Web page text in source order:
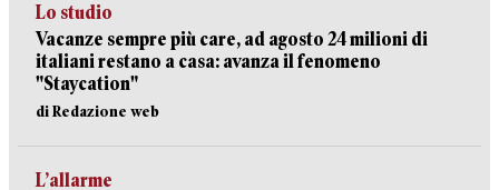
Lo studio
Vacanze sempre più care, ad agosto 24 milioni di
italiani restano a casa: avanza il fenomeno
"Staycation"
di Redazione web
L’allarme